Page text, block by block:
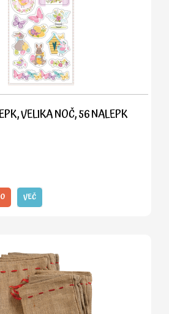
VELIKA NOČ, 56 NALEPK
VEČ